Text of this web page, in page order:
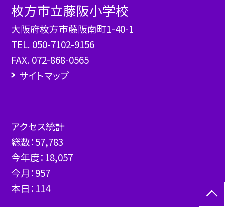
枚方市立藤阪小学校
大阪府枚方市藤阪南町1-40-1
TEL. 050-7102-9156
FAX. 072-868-0565
サイトマップ
アクセス統計
総数：57,783
今年度： 18,057
今月：957
本日： 114